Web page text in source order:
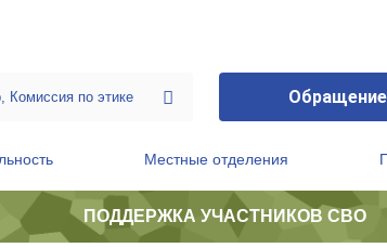
Обращение
Местные отделения
ПОДДЕРЖКА УЧАСТНИКОВ СВО